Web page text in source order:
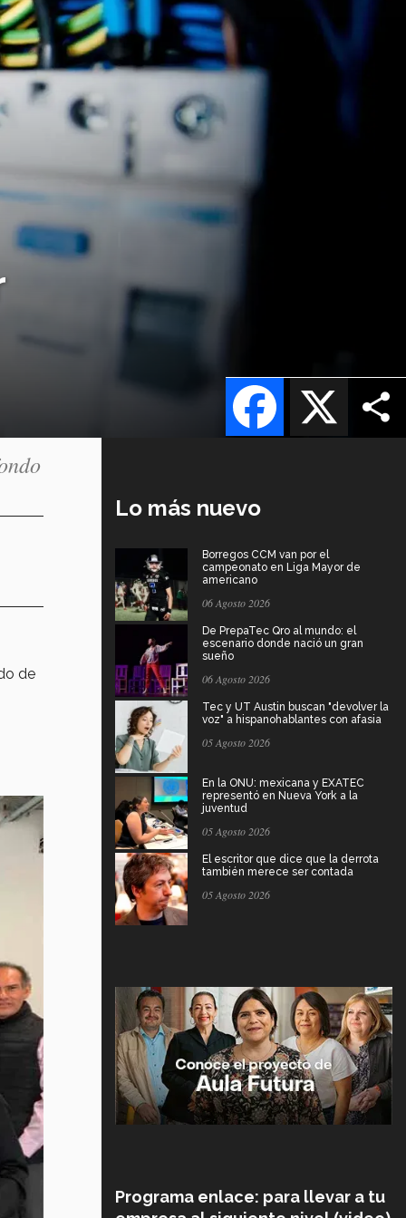
X
Facebook
de
Lo más nuevo
Borregos CCM van por el
campeonato en Liga Mayor de
americano
06 Agosto 2026
De PrepaTec Qro al mundo: el
escenario donde nació un gran
sueño
06 Agosto 2026
Tec y UT Austin buscan "devolver la
voz" a hispanohablantes con afasia
05 Agosto 2026
En la ONU: mexicana y EXATEC
representó en Nueva York a la
juventud
05 Agosto 2026
El escritor que dice que la derrota
también merece ser contada
05 Agosto 2026
Programa enlace: para llevar a tu